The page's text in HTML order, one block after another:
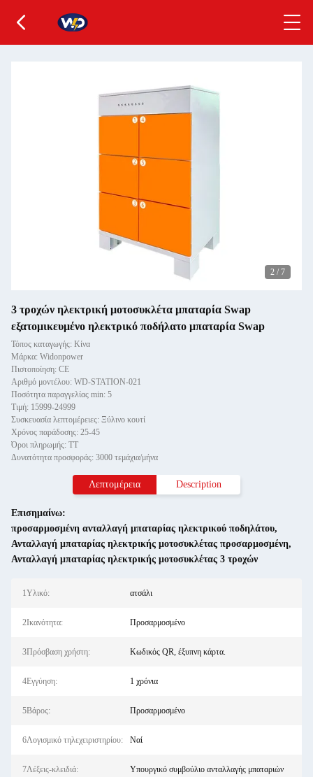
2 / 7
3 τροχών ηλεκτρική μοτοσυκλέτα μπαταρία Swap
εξατομικευμένο ηλεκτρικό ποδήλατο μπαταρία Swap
Τόπος καταγωγής: Κίνα
Μάρκα: Widonpower
Πιστοποίηση: CE
Αριθμό μοντέλου: WD-STATION-021
Ποσότητα παραγγελίας min: 5
Τιμή: 15999-24999
Συσκευασία λεπτομέρειες: Ξύλινο κουτί
Χρόνος παράδοσης: 25-45
Όροι πληρωμής: ΤΤ
Δυνατότητα προσφοράς: 3000 τεμάχια/μήνα
Λεπτομέρεια Description
Επισημαίνω:
προσαρμοσμένη ανταλλαγή μπαταρίας ηλεκτρικού ποδηλάτου,
Ανταλλαγή μπαταρίας ηλεκτρικής μοτοσυκλέτας προσαρμοσμένη,
Ανταλλαγή μπαταρίας ηλεκτρικής μοτοσυκλέτας 3 τροχών
1Υλικό: ατσάλι
2Ικανότητα: Προσαρμοσμένο
3Πρόσβαση χρήστη: Κωδικός QR, έξυπνη κάρτα.
4Εγγύηση: 1 χρόνια
5Βάρος: Προσαρμοσμένο
6Λογισμικό τηλεχειριστηρίου: Ναί
7Λέξεις-κλειδιά: Υπουργικό συμβούλιο ανταλλαγής μπαταριών